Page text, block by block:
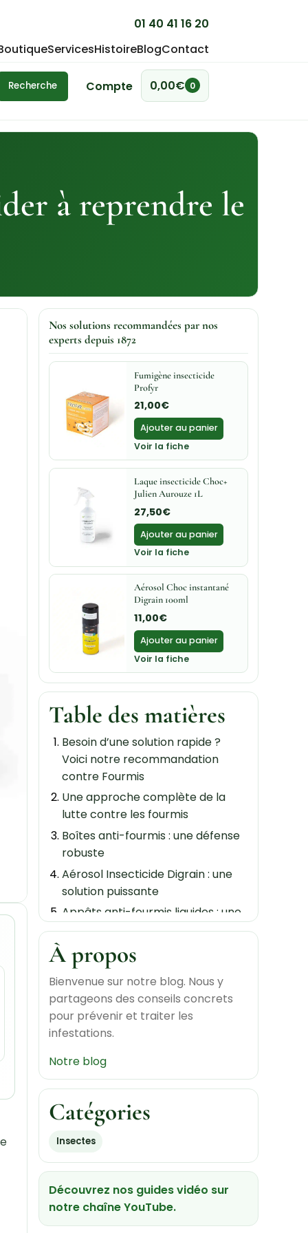
01 40 41 16 20
ServicesHistoireBlogContact
Recherche Compte 0,00€ 0
à reprendre le
Nos solutions recommandées par nos
experts depuis 1872
Fumigène insecticide
Profyr
21,00€
Ajouter au panier
Voir la fiche
Laque insecticide Choc+
Julien Aurouze 1L
27,50€
Ajouter au panier
Voir la fiche
Aérosol Choc instantané
Digrain 100ml
11,00€
Ajouter au panier
Voir la fiche
Table des matières
Besoin d’une solution rapide ?
Voici notre recommandation
contre Fourmis
Une approche complète de la
lutte contre les fourmis
Boîtes anti-fourmis : une défense
robuste
Aérosol Insecticide Digrain : une
solution puissante
Appâts anti-fourmis liquides : une
élimination durable
Pourquoi choisir notre kit anti-
fourmis ?
À propos
Bienvenue sur notre blog. Nous y
partageons des conseils concrets
pour prévenir et traiter les
infestations.
Notre blog
Catégories
Insectes
Découvrez nos guides vidéo sur
notre chaîne YouTube.